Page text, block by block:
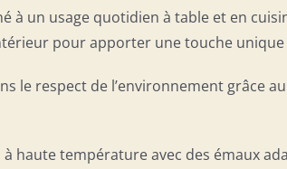
à un usage quotidien à table et en
pour apporter une touche unique
le respect de l’environnement grâce
haute température avec des émaux